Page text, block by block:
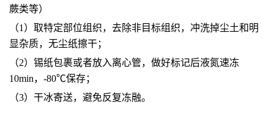
蕨类等）
（1）取特定部位组织，去除非目标组织，冲洗掉尘土和明
显杂质，无尘纸擦干；
（2）锡纸包裹或者放入离心管，做好标记后液氮速冻
10min，-80℃保存；
（3）干冰寄送，避免反复冻融。